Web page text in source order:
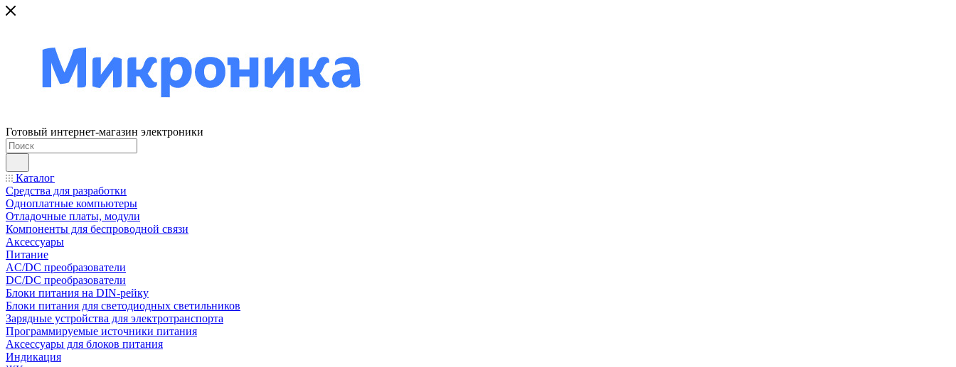
Готовый интернет-магазин электроники
Каталог
Средства для разработки
Одноплатные компьютеры
Отладочные платы, модули
Компоненты для беспроводной связи
Аксессуары
Питание
AC/DC преобразователи
DC/DC преобразователи
Блоки питания на DIN-рейку
Блоки питания для светодиодных светильников
Зарядные устройства для электротранспорта
Программируемые источники питания
Аксессуары для блоков питания
Индикация